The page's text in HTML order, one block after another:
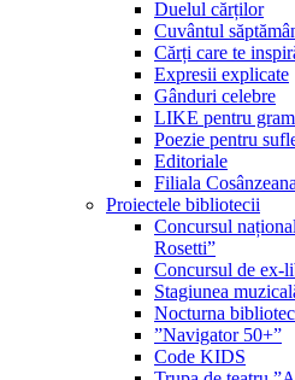
Duelul cărților
Cuvântul
Cărți care te
Expresii explicate
Gânduri celebre
LIKE pentru
Poezie pentru
Editoriale
Filiala Cosânzeana
Proiectele bibliotecii
Concursul
Rosetti”
Concursul de ex-
Stagiunea
Nocturna
”Navigator 50+”
Code KIDS